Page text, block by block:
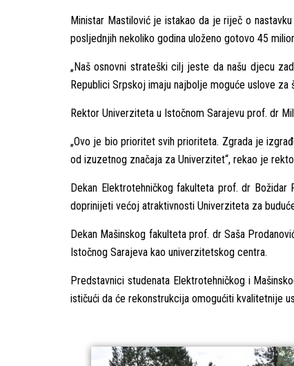
Ministar Mastilović je istakao da je riječ o
posljednjih nekoliko godina uloženo gotovo 45
„Naš osnovni strateški cilj jeste da našu djecu
Republici Srpskoj imaju najbolje moguće uslove za
Rektor Univerziteta u Istočnom Sarajevu prof. dr
„Ovo je bio prioritet svih prioriteta. Zgrada je
od izuzetnog značaja za Univerzitet“, rekao je
Dekan Elektrotehničkog fakulteta prof. dr
doprinijeti većoj atraktivnosti Univerziteta za
Dekan Mašinskog fakulteta prof. dr Saša
Istočnog Sarajeva kao univerzitetskog centra.
Predstavnici studenata Elektrotehničkog i
ističući da će rekonstrukcija omogućiti kvalitetnije